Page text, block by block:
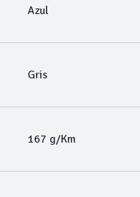
Azul
Gris
167 g/Km